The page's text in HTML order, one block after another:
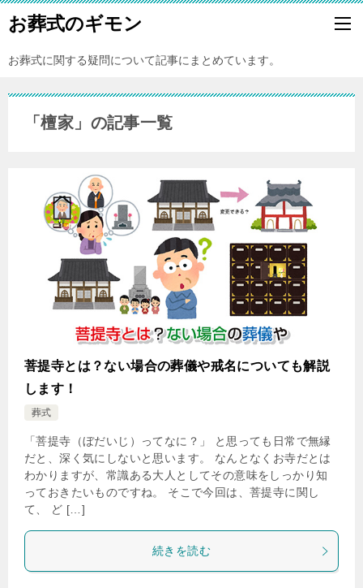
お葬式のギモン
お葬式に関する疑問について記事にまとめています。
「檀家」の記事一覧
菩提寺とは？ない場合の葬儀や戒名についても解説
します！
葬式
「菩提寺（ぼだいじ）ってなに？」 と思っても日常で無縁
だと、深く気にしないと思います。 なんとなくお寺だとは
わかりますが、常識ある大人としてその意味をしっかり知
っておきたいものですね。 そこで今回は、菩提寺に関し
て、 ど […]
続きを読む